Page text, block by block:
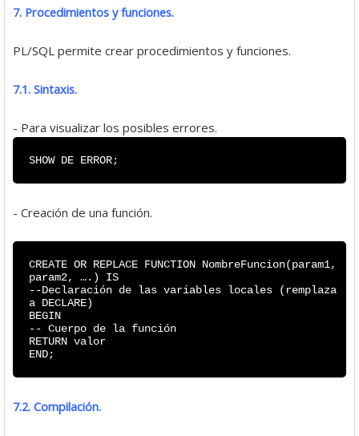
7. Procedimientos y funciones.
PL/SQL permite crear procedimientos y funciones.
7.1. Sintaxis.
- Para visualizar los posibles errores.
SHOW DE ERROR;
- Creación de una función.
CREATE OR REPLACE FUNCTION NombreFuncion(param1,
param2, ….) IS
--Declaración de las variables locales (remplaza
a DECLARE)
BEGIN
-- Cuerpo de la función
RETURN valor
END;
7.2. Compilación.